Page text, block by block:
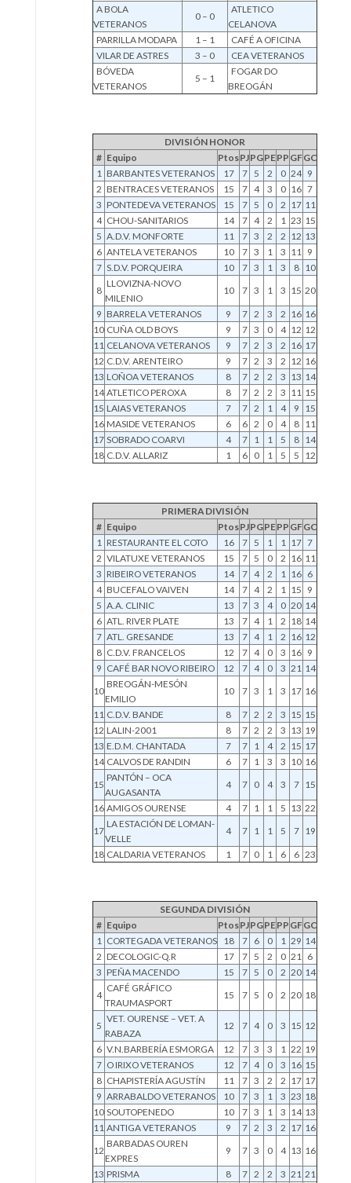
A BOLA
VETERANOS
0 – 0
ATLETICO
CELANOVA
PARRILLA MODAPA
1 – 1
CAFÉ A OFICINA
VILAR DE ASTRES
3 – 0
CEA VETERANOS
BÓVEDA
VETERANOS
5 – 1
FOGAR DO
BREOGÁN
DIVISIÓN HONOR
# Equipo PtosPJPGPEPP GFGC
1 BARBANTES VETERANOS 17 7 5 2 0 24 9
2 BENTRACES VETERANOS 15 7 4 3 0 16 7
3 PONTEDEVA VETERANOS 15 7 5 0 2 17 11
4 CHOU-SANITARIOS 14 7 4 2 1 23 15
5 A.D.V. MONFORTE 11 7 3 2 2 12 13
6 ANTELA VETERANOS 10 7 3 1 3 11
9
7 S.D.V. PORQUEIRA 10 7 3 1 3 8 10
8
LLOVIZNA-NOVO
MILENIO
10 7 3 1 3 15 20
9 BARRELA VETERANOS 9 7 2 3 2 16 16
10 CUÑA OLD BOYS 9 7 3 0 4 12 12
11 CELANOVA VETERANOS 9 7 2 3 2 16 17
12 C.D.V. ARENTEIRO 9 7 2 3 2 12 16
13 LOÑOA VETERANOS 8 7 2 2 3 13 14
14 ATLETICO PEROXA 8 7 2 2 3 11 15
15 LAIAS VETERANOS 7 7 2 1 4 9 15
16 MASIDE VETERANOS 6 6 2 0 4 8 11
17 SOBRADO COARVI 4 7 1 1 5 8 14
18 C.D.V. ALLARIZ 1 6 0 1 5 5 12
PRIMERA DIVISIÓN
# Equipo PtosPJPGPEPP GFGC
1 RESTAURANTE EL COTO 16 7 5 1 1 17 7
2 VILATUXE VETERANOS 15 7 5 0 2 16 11
3 RIBEIRO VETERANOS 14 7 4 2 1 16 6
4 BUCEFALO VAIVEN 14 7 4 2 1 15 9
5 A.A. CLINIC 13 7 3 4 0 20 14
6 ATL. RIVER PLATE 13 7 4 1 2 18 14
7 ATL. GRESANDE 13 7 4 1 2 16 12
8 C.D.V. FRANCELOS 12 7 4 0 3 16 9
9 CAFÉ BAR NOVO RIBEIRO 12 7 4 0 3 21 14
10
BREOGÁN-MESÓN
EMILIO
10 7 3 1 3 17 16
11 C.D.V. BANDE 8 7 2 2 3 15 15
12 LALIN-2001 8 7 2 2 3 13 19
13 E.D.M. CHANTADA 7 7 1 4 2 15 17
14 CALVOS DE RANDIN 6 7 1 3 3 10 16
15
PANTÓN – OCA
AUGASANTA
4 7 0 4 3 7 15
16 AMIGOS OURENSE 4 7 1 1 5 13 22
17
LA ESTACIÓN DE LOMAN-
VELLE
4 7 1 1 5 7 19
18 CALDARIA VETERANOS 1 7 0 1 6 6 23
SEGUNDA DIVISIÓN
# Equipo PtosPJPGPEPP GFGC
1 CORTEGADA VETERANOS 18 7 6 0 1 29 14
2 DECOLOGIC-Q.R 17 7 5 2 0 21 6
3 PEÑA MACENDO 15 7 5 0 2 20 14
4
CAFÉ GRÁFICO
TRAUMASPORT
15 7 5 0 2 20 18
5
VET. OURENSE – VET. A
RABAZA
12 7 4 0 3 15 12
6 V.N.BARBERÍA ESMORGA 12 7 3 3 1 22 19
7 O IRIXO VETERANOS 12 7 4 0 3 16 15
8 CHAPISTERÍA AGUSTÍN 11 7 3 2 2 17 17
9 ARRABALDO VETERANOS 10 7 3 1 3 23 18
10 SOUTOPENEDO 10 7 3 1 3 14 13
11 ANTIGA VETERANOS 9 7 2 3 2 17 16
12
BARBADAS OUREN
EXPRES
9 7 3 0 4 13 16
13 PRISMA 8 7 2 2 3 21 21